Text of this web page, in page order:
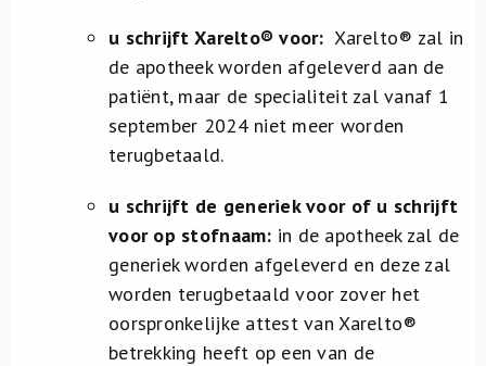
u schrijft Xarelto® voor: Xarelto® zal in
de apotheek worden afgeleverd aan de
patiënt, maar de specialiteit zal vanaf 1
september 2024 niet meer worden
terugbetaald.
u schrijft de generiek voor of u schrijft
voor op stofnaam: in de apotheek zal de
generiek worden afgeleverd en deze zal
worden terugbetaald voor zover het
oorspronkelijke attest van Xarelto®
betrekking heeft op een van de